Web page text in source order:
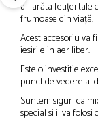
a-i arăta fetiței tale
frumoase din viață.
Acest accesoriu va
iesirile in aer liber.
Este o investitie
punct de vedere al
Suntem siguri ca
special si il va folosi